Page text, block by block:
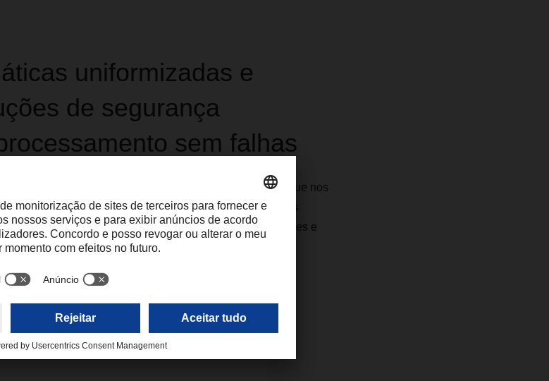
uniformizadas e
de segurança
sem falhas
com as alfândegas em Marrocos e na Tunísia, o que nos
dos seus produtos. Os nossos sistemas e equipamentos
tecnologia uniformizada comum, permitindo processos leves e
unidades no Magrebe são totalmente fechadas e
24 horas por dia. A nossa frota é monitorizada por GPS.
no Magrebe,